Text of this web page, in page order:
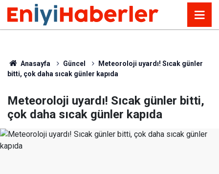
Anasayfa Güncel
Meteoroloji uyardı! Sıcak günler
bitti, çok daha sıcak günler kapıda
Meteoroloji uyardı! Sıcak günler bitti,
çok daha sıcak günler kapıda